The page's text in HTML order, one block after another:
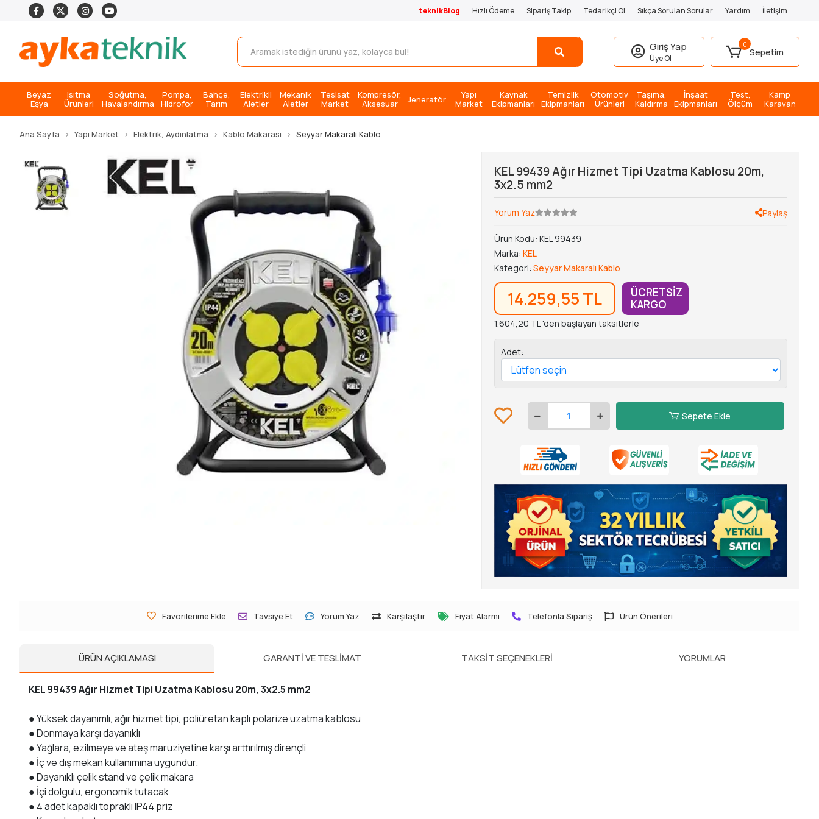
teknikBlog Hızlı Ödeme Sipariş Takip Tedarikçi Ol Sıkça Sorulan Sorular Yardım İletişim
Giriş Yap
Üye Ol
0
Sepetim
Beyaz
Eşya
Isıtma
Ürünleri
Soğutma,
Havalandırma
Pompa,
Hidrofor
Bahçe,
Tarım
Elektrikli
Aletler
Mekanik
Aletler
Tesisat
Market
Kompresör,
Aksesuar
Jeneratör
Yapı
Market
Kaynak
Ekipmanları
Temizlik
Ekipmanları
Otomotiv
Ürünleri
Taşıma,
Kaldırma
İnşaat
Ekipmanları
Test,
Ölçüm
Kamp
Karavan
Ana Sayfa Yapı Market Elektrik, Aydınlatma Kablo Makarası Seyyar Makaralı Kablo
KEL 99439 Ağır Hizmet Tipi Uzatma Kablosu 20m,
3x2.5 mm2
Yorum Yaz Paylaş
Ürün Kodu:KEL 99439
Marka:KEL
Kategori:Seyyar Makaralı Kablo
14.259,55 TL
ÜCRETSİZ
KARGO
1.604,20 TL 'den başlayan taksitlerle
Adet:
Sepete Ekle
Favorilerime Ekle Tavsiye Et Yorum Yaz Karşılaştır Fiyat Alarmı Telefonla Sipariş Ürün Önerileri
ÜRÜN AÇIKLAMASI GARANTI VE TESLIMAT TAKSIT SEÇENEKLERI YORUMLAR
KEL 99439 Ağır Hizmet Tipi Uzatma Kablosu 20m, 3x2.5 mm2
● Yüksek dayanımlı, ağır hizmet tipi, poliüretan kaplı polarize uzatma kablosu
● Donmaya karşı dayanıklı
● Yağlara, ezilmeye ve ateş maruziyetine karşı arttırılmış dirençli
● İç ve dış mekan kullanımına uygundur.
● Dayanıklı çelik stand ve çelik makara
● İçi dolgulu, ergonomik tutacak
● 4 adet kapaklı topraklı IP44 priz